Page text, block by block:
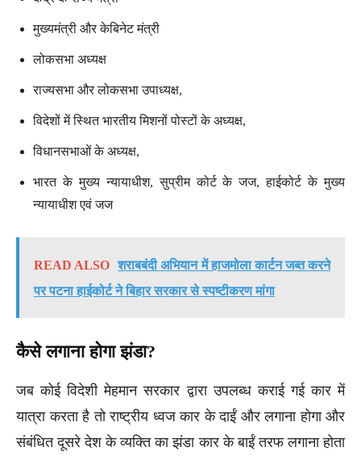
मुख्यमंत्री और केबिनेट मंत्री
लोकसभा अध्यक्ष
राज्यसभा और लोकसभा उपाध्यक्ष,
विदेशों में स्थित भारतीय मिशनों पोस्टों के अध्यक्ष,
विधानसभाओं के अध्यक्ष,
भारत के मुख्य न्यायाधीश, सुप्रीम कोर्ट के जज, हाईकोर्ट के मुख्य
न्यायाधीश एवं जज
READ ALSO
शराबबंदी अभियान में हाजमोला कार्टन जब्त करने
पर पटना हाईकोर्ट ने बिहार सरकार से स्पष्टीकरण मांगा
कैसे लगाना होगा झंडा?
जब कोई विदेशी मेहमान सरकार द्वारा उपलब्ध कराई गई कार में
यात्रा करता है तो राष्ट्रीय ध्वज कार के दाईं और लगाना होगा और
संबंधित दूसरे देश के व्यक्ति का झंडा कार के बाईं तरफ लगाना होता